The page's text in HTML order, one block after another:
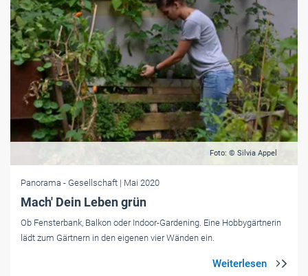
Foto: © Silvia Appel
Panorama - Gesellschaft | Mai 2020
Mach' Dein Leben grün
Ob Fensterbank, Balkon oder Indoor-­Gardening. Eine Hobbygärtnerin
lädt zum Gärtnern in den eigenen vier Wänden ein.